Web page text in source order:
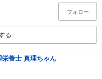
フォロー
る
養士 真理ちゃん